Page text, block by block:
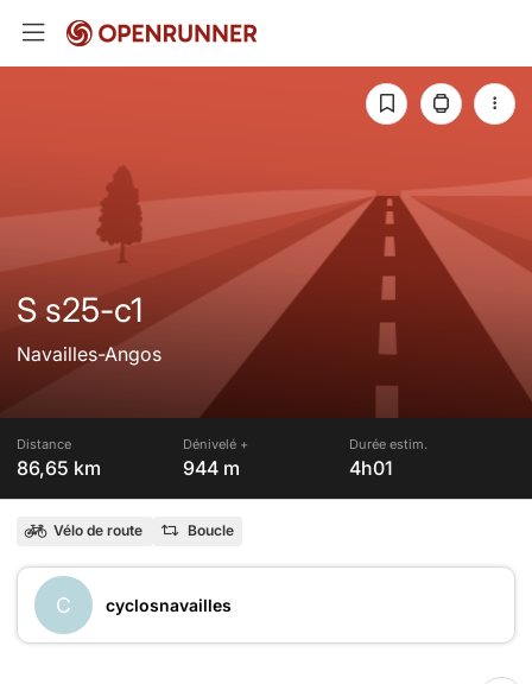
S s25-c1
Navailles-Angos
Distance
86,65 km
Dénivelé +
944 m
Durée estim.
4h01
Vélo de route Boucle
C cyclosnavailles